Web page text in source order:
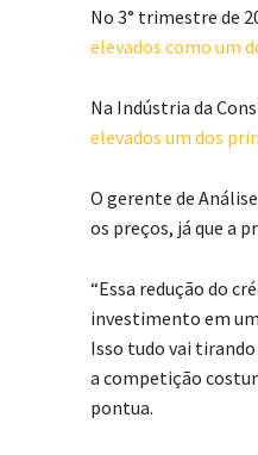
No 3° trimestre de
elevados como um
Na Indústria da
elevados um dos
O gerente de
os preços, já que a
“Essa redução do
investimento em
Isso tudo vai
a competição
pontua.